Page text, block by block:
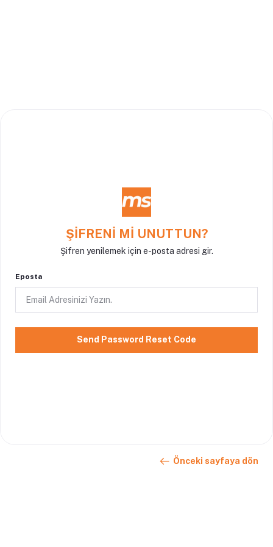
ŞIFRENI MI UNUTTUN?
Şifren yenilemek için e-posta adresi gir.
Eposta
Send Password Reset Code
Önceki sayfaya dön